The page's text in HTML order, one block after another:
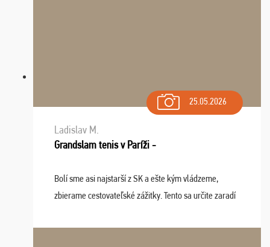
25.05.2026
Ladislav M.
Grandslam tenis v Paríži -
Bolí sme asi najstarší z SK a ešte kým vládzeme,
zbierame cestovateľské zážitky. Tento sa určite zaradí
osudu - pohodový šefík Meďo, dobrá parti ...